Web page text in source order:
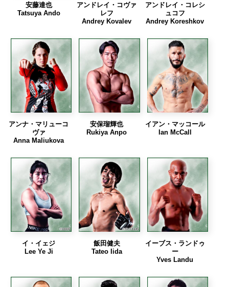
安藤達也
Tatsuya Ando
アンドレイ・コヴァ
レフ
Andrey Kovalev
アンドレイ・コレシ
ュコフ
Andrey Koreshkov
アンナ・マリューコ
ヴァ
Anna Maliukova
安保瑠輝也
Rukiya Anpo
イアン・マッコール
Ian McCall
イ・イェジ
Lee Ye Ji
飯田健夫
Tateo Iida
イーブス・ランドゥ
ー
Yves Landu